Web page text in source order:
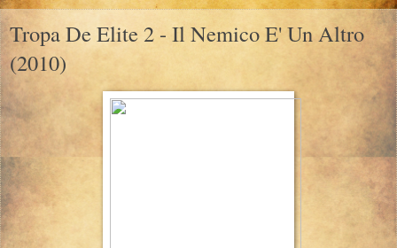
Tropa De Elite 2 - Il Nemico E' Un Altro
(2010)